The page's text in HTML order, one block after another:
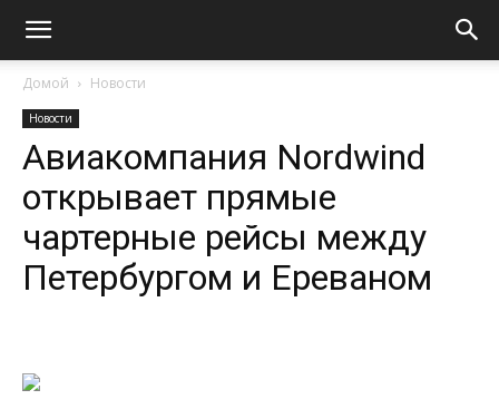
Домой Новости
Новости
Авиакомпания Nordwind
открывает прямые
чартерные рейсы между
Петербургом и Ереваном